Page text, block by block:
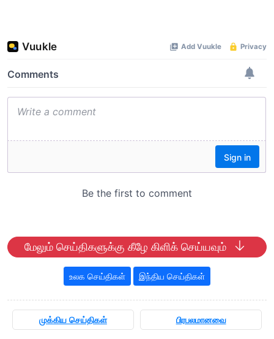
மேலும் செய்திகளுக்கு கீழே கிளிக் செய்யவும்
உலக செய்திகள் இந்திய செய்திகள்
முக்கிய செய்திகள் பிரபலமானவை